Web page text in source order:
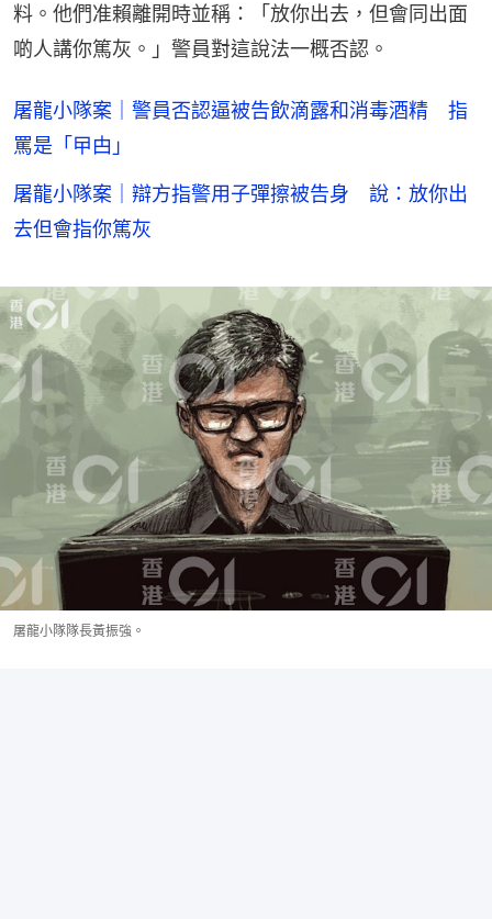
料。他們准賴離開時並稱：「放你出去，但會同出面
啲人講你篤灰。」警員對這說法一概否認。
屠龍小隊案｜警員否認逼被告飲滴露和消毒酒精 指
罵是「曱甴」
屠龍小隊案｜辯方指警用子彈擦被告身 說：放你出
去但會指你篤灰
屠龍小隊隊長黃振強。